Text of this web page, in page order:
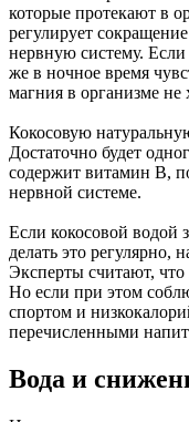
которые протекают в
регулирует
нервную систему.
же в ночное время
магния в организме не
Кокосовую
Достаточно будет
содержит витамин В,
нервной системе.
Если кокосовой водой
делать это регулярно,
Эксперты считают, что
Но если при этом
спортом и
перечисленными
Вода и